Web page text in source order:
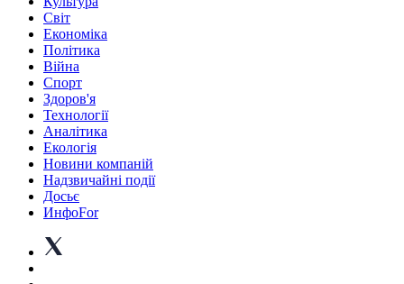
Світ
Економіка
Політика
Війна
Спорт
Здоров'я
Технології
Аналітика
Екологія
Новини компаній
Надзвичайні події
Досьє
ИнфоFor